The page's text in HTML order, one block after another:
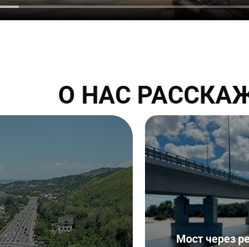
О НАС
Мост через